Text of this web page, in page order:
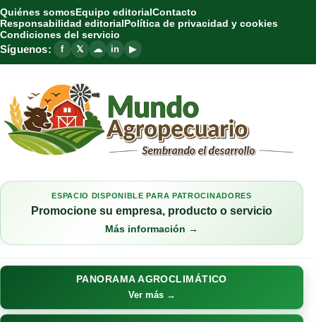
Quiénes somosEquipo editorialContacto
Responsabilidad editorialPolítica de privacidad y cookies
Condiciones del servicio
Síguenos: f 𝕏 ☁ in ▶
ESPACIO DISPONIBLE PARA PATROCINADORES
Promocione su empresa, producto o servicio
Más información →
PANORAMA AGROCLIMÁTICO
Ver más →